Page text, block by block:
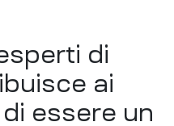
di
ai
essere un